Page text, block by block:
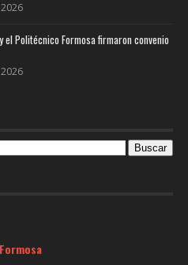
el Politécnico Formosa firmaron convenio